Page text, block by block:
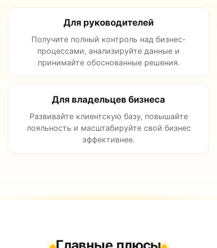
Для руководителей
Получите полный контроль над бизнес-
процессами, анализируйте данные и
принимайте обоснованные решения.
Для владельцев бизнеса
Развивайте клиентскую базу, повышайте
лояльность и масштабируйте свой бизнес
эффективнее.